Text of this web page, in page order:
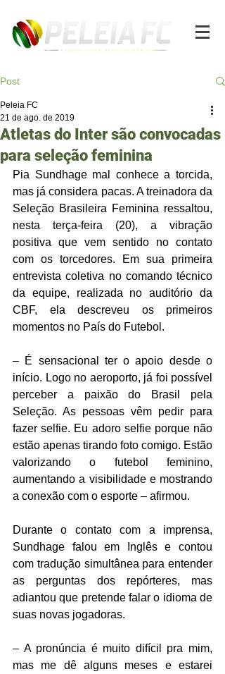
Post
Atletas do Inter são convocadas
para seleção feminina
Peleia FC
21 de ago. de 2019
Pia Sundhage mal conhece a torcida,
mas já considera pacas. A treinadora da
Seleção Brasileira Feminina ressaltou,
nesta terça-feira (20), a vibração
positiva que vem sentido no contato
com os torcedores. Em sua primeira
entrevista coletiva no comando técnico
da equipe, realizada no auditório da
CBF, ela descreveu os primeiros
momentos no País do Futebol.
– É sensacional ter o apoio desde o
início. Logo no aeroporto, já foi possível
perceber a paixão do Brasil pela
Seleção. As pessoas vêm pedir para
fazer selfie. Eu adoro selfie porque não
estão apenas tirando foto comigo. Estão
valorizando o futebol feminino,
aumentando a visibilidade e mostrando
a conexão com o esporte – afirmou.
Durante o contato com a imprensa,
Sundhage falou em Inglês e contou
com tradução simultânea para entender
as perguntas dos repórteres, mas
adiantou que pretende falar o idioma de
suas novas jogadoras.
– A pronúncia é muito difícil pra mim,
mas me dê alguns meses e estarei